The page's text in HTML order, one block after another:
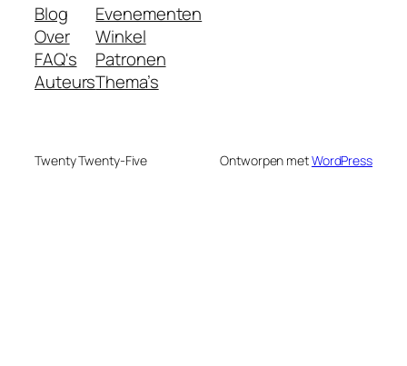
Blog
Over
FAQ's
Auteurs
Evenementen
Winkel
Patronen
Thema’s
Twenty Twenty-Five Ontworpen metWordPress